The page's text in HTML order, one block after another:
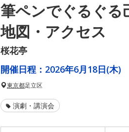
筆ペンでぐるぐる
地図・アクセス
桜花亭
開催日程： 2026年6月18日(木)
東京都足立区
演劇・講演会